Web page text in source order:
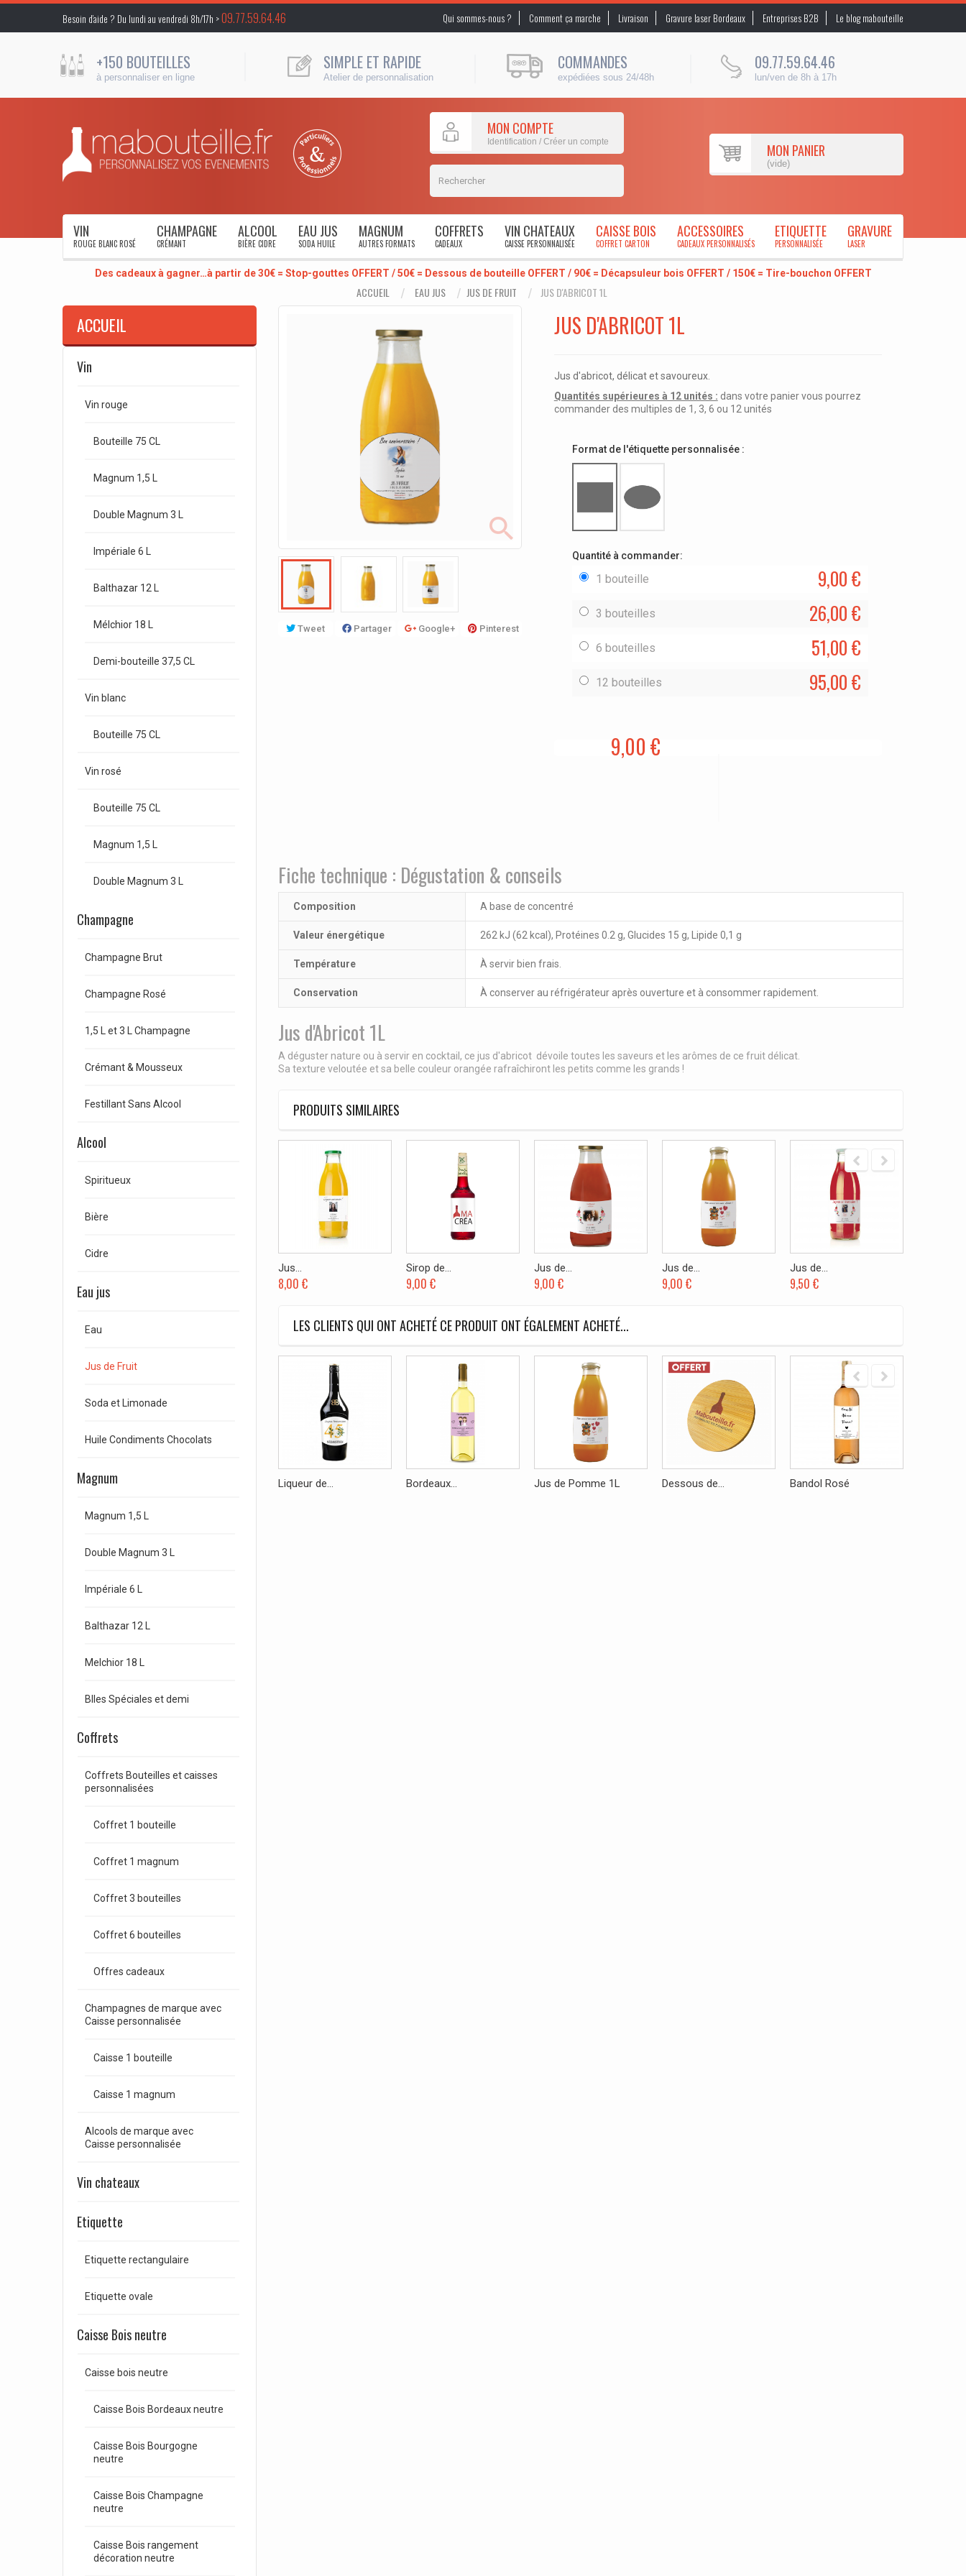
Besoin d’aide ? Du lundi au vendredi 8h/17h >09.77.59.64.46 Qui sommes-nous ? Comment ça marche Livraison Gravure laser Bordeaux Entreprises B2B Le blog mabouteille
+150 BOUTEILLES
à personnaliser en ligne
SIMPLE ET RAPIDE
Atelier de personnalisation
COMMANDES
expédiées sous 24/48h
09.77.59.64.46
lun/ven de 8h à 17h
MON COMPTE
Identification / Créer un compte MON PANIER
(vide)
VIN
ROUGE BLANC ROSÉ
CHAMPAGNE
CRÉMANT
ALCOOL
BIÈRE CIDRE
EAU JUS
SODA HUILE
MAGNUM
AUTRES FORMATS
COFFRETS
CADEAUX
VIN CHATEAUX
CAISSE PERSONNALISÉE
CAISSE BOIS
COFFRET CARTON
ACCESSOIRES
CADEAUX PERSONNALISÉS
ETIQUETTE
PERSONNALISÉE
GRAVURE
LASER
Des cadeaux à gagner…à partir de 30€ = Stop-gouttes OFFERT / 50€ = Dessous de bouteille OFFERT / 90€ = Décapsuleur bois OFFERT / 150€ = Tire-bouchon OFFERT
ACCUEIL EAU JUS JUS DE FRUIT JUS D'ABRICOT 1L
ACCUEIL
Vin
Vin rouge
Bouteille 75 CL
Magnum 1,5 L
Double Magnum 3 L
Impériale 6 L
Balthazar 12 L
Mélchior 18 L
Demi-bouteille 37,5 CL
Vin blanc
Bouteille 75 CL
Vin rosé
Bouteille 75 CL
Magnum 1,5 L
Double Magnum 3 L
Champagne
Champagne Brut
Champagne Rosé
1,5 L et 3 L Champagne
Crémant & Mousseux
Festillant Sans Alcool
Alcool
Spiritueux
Bière
Cidre
Eau jus
Eau
Jus de Fruit
Soda et Limonade
Huile Condiments Chocolats
Magnum
Magnum 1,5 L
Double Magnum 3 L
Impériale 6 L
Balthazar 12 L
Melchior 18 L
Blles Spéciales et demi
Coffrets
Coffrets Bouteilles et caisses
personnalisées
Coffret 1 bouteille
Coffret 1 magnum
Coffret 3 bouteilles
Coffret 6 bouteilles
Offres cadeaux
Champagnes de marque avec
Caisse personnalisée
Caisse 1 bouteille
Caisse 1 magnum
Alcools de marque avec
Caisse personnalisée
Vin chateaux
Etiquette
Etiquette rectangulaire
Etiquette ovale
Caisse Bois neutre
Caisse bois neutre
Caisse Bois Bordeaux neutre
Caisse Bois Bourgogne
neutre
Caisse Bois Champagne
neutre
Caisse Bois rangement
décoration neutre
Tweet Partager Google+ Pinterest
JUS D'ABRICOT 1L
Jus d'abricot, délicat et savoureux.
Quantités supérieures à 12 unités : dans votre panier vous pourrez
commander des multiples de 1, 3, 6 ou 12 unités
Format de l'étiquette personnalisée :
Quantité à commander:
1 bouteille 9,00 €
3 bouteilles 26,00 €
6 bouteilles 51,00 €
12 bouteilles 95,00 €
9,00 €
Fiche technique : Dégustation & conseils
Composition A base de concentré
Valeur énergétique 262 kJ (62 kcal), Protéines 0.2 g, Glucides 15 g, Lipide 0,1 g
Température À servir bien frais.
Conservation À conserver au réfrigérateur après ouverture et à consommer rapidement.
Jus d'Abricot 1L
A déguster nature ou à servir en cocktail, ce jus d'abricot dévoile toutes les saveurs et les arômes de ce fruit délicat.
Sa texture veloutée et sa belle couleur orangée rafraîchiront les petits comme les grands !
PRODUITS SIMILAIRES
Jus...
8,00 €
Sirop de...
9,00 €
Jus de...
9,00 €
Jus de...
9,00 €
Jus de...
9,50 €
LES CLIENTS QUI ONT ACHETÉ CE PRODUIT ONT ÉGALEMENT ACHETÉ...
Liqueur de... Bordeaux... Jus de Pomme 1L Dessous de... Bandol Rosé